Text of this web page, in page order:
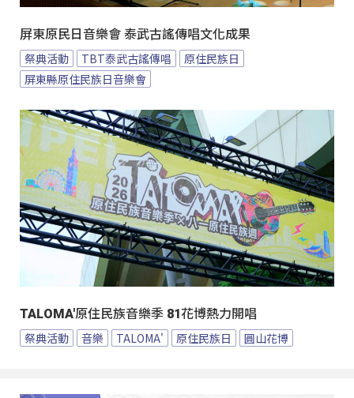
屏東原民日音樂會 泰武古謠傳唱文化成果
祭典活動 TBT泰武古謠傳唱
原住民族日
屏東縣原住民族日音樂會
TALOMA'原住民族音樂季 81花博熱力開唱
祭典活動 音樂 TALOMA' 原住民族日 圓山花博